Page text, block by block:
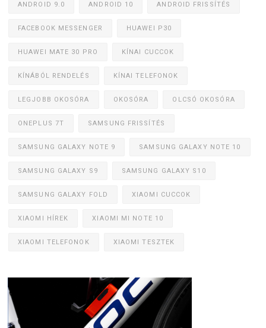
ANDROID 9.0 ANDROID 10 ANDROID FRISSÍTÉS
FACEBOOK MESSENGER HUAWEI P30
HUAWEI MATE 30 PRO KÍNAI CUCCOK
KÍNÁBÓL RENDELÉS KÍNAI TELEFONOK
LEGJOBB OKOSÓRA OKOSÓRA OLCSÓ OKOSÓRA
ONEPLUS 7T SAMSUNG FRISSÍTÉS
SAMSUNG GALAXY NOTE 9 SAMSUNG GALAXY NOTE 10
SAMSUNG GALAXY S9 SAMSUNG GALAXY S10
SAMSUNG GALAXY FOLD XIAOMI CUCCOK
XIAOMI HÍREK XIAOMI MI NOTE 10
XIAOMI TELEFONOK XIAOMI TESZTEK